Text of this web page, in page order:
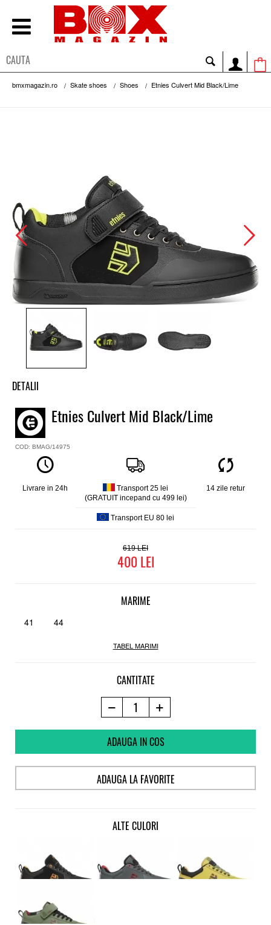
bmxmagazin.ro Skate shoes Shoes Etnies Culvert Mid Black/Lime
DETALII
Tenisi mtb baieti Etnies
Model
Culvert Mid
Culoare
Material exterior
Nubuck, piele sintetica
Etnies Culvert Mid Black/Lime
COD: BMAG/14975
Livrare in 24h
Transport 25 lei
(GRATUIT incepand cu 499 lei)
Transport EU 80 lei
14 zile retur
619
400
MARIME
41 44
TABEL MARIMI
CANTITATE
ADAUGA IN COS
ADAUGA LA FAVORITE
ALTE CULORI